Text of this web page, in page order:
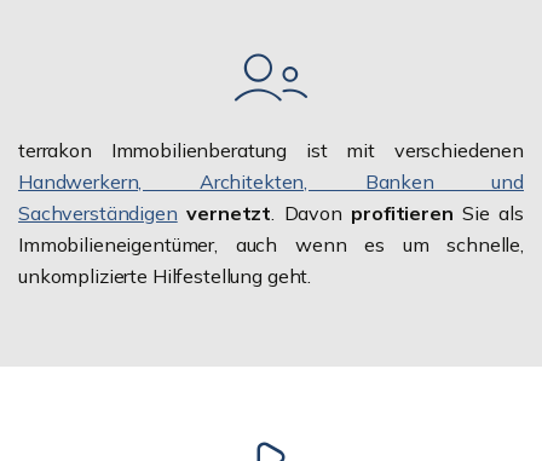
terrakon Immobilienberatung ist mit verschiedenen
Handwerkern, Architekten, Banken und
Sachverständigen vernetzt. Davon profitierenSie als
Immobilieneigentümer, auch wenn es um schnelle,
unkomplizierte Hilfestellung geht.